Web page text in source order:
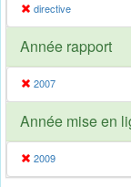
directive
Année rapport
2007
Année mise en
2009